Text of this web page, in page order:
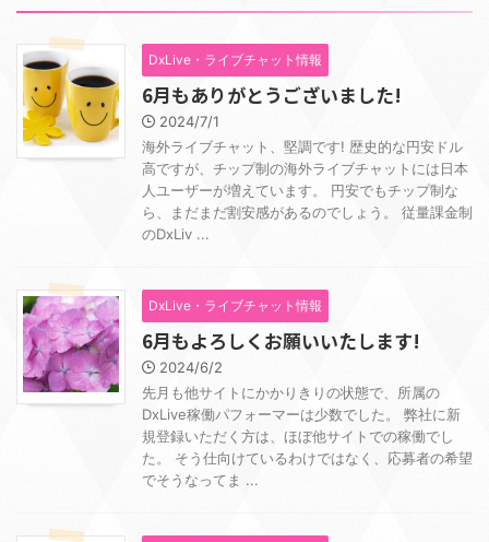
DxLive・ライブチャット情報
6月もありがとうございました!
2024/7/1
海外ライブチャット、堅調です! 歴史的な円安ドル
高ですが、チップ制の海外ライブチャットには日本
人ユーザーが増えています。 円安でもチップ制な
ら、まだまだ割安感があるのでしょう。 従量課金制
のDxLiv ...
DxLive・ライブチャット情報
6月もよろしくお願いいたします!
2024/6/2
先月も他サイトにかかりきりの状態で、所属の
DxLive稼働パフォーマーは少数でした。 弊社に新
規登録いただく方は、ほぼ他サイトでの稼働でし
た。 そう仕向けているわけではなく、応募者の希望
でそうなってま ...